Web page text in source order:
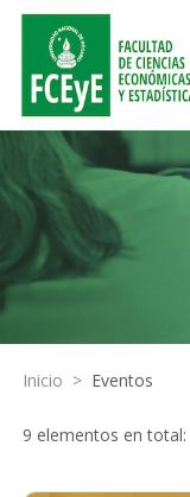
Inicio > Eventos
9 elementos en total: